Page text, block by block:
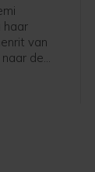
haar
van
de